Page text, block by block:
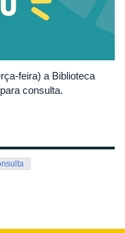
feira) a Biblioteca
consulta.